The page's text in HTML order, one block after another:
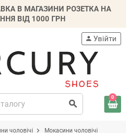
В МАГАЗИНИ РОЗЕТКА НА
ВІД 1000 ГРН
search
person Увійти
0
чоловічі chevron_right Мокасини чоловічі